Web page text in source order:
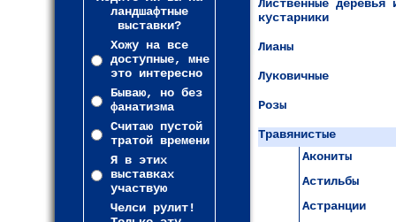
ландшафтные
выставки?
Хожу на все
доступные, мне
это интересно
Бываю, но без
фанатизма
Считаю пустой
тратой времени
Я в этих
выставках
участвую
Челси рулит!
Лиственные деревья
кустарники
Лианы
Луковичные
Розы
Травянистые
Акониты
Астильбы
Астранции